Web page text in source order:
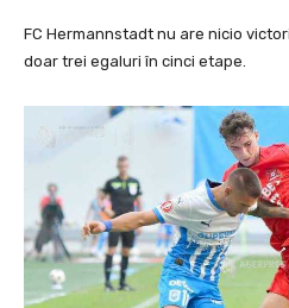
FC Hermannstadt nu are nicio
doar trei egaluri în cinci etape.